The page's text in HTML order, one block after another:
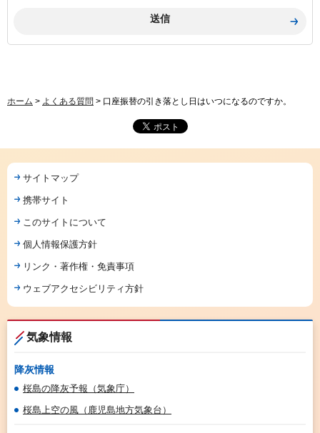
ホーム > よくある質問 > 口座振替の引き落とし日はいつになるのですか。
サイトマップ
携帯サイト
このサイトについて
個人情報保護方針
リンク・著作権・免責事項
ウェブアクセシビリティ方針
気象情報
降灰情報
桜島の降灰予報（気象庁）
桜島上空の風（鹿児島地方気象台）